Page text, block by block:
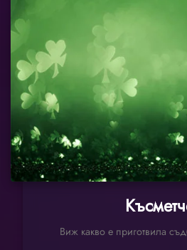
Виж какво е приготвила